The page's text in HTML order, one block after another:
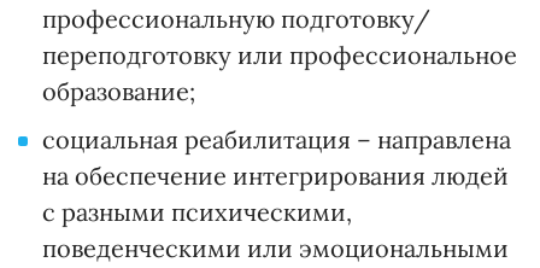
профессиональную подготовку/
переподготовку или профессиональное
образование;
социальная реабилитация – направлена
на обеспечение интегрирования людей
с разными психическими,
поведенческими или эмоциональными